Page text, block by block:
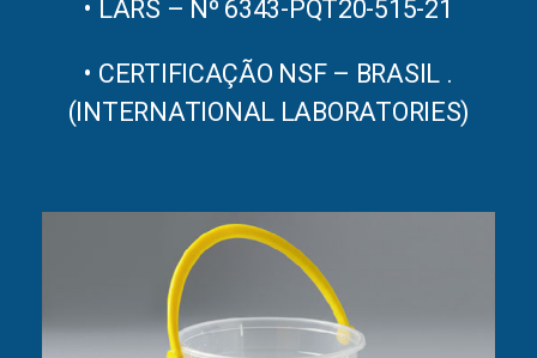
• LARS – Nº 6343-PQT20-515-21
• CERTIFICAÇÃO NSF – BRASIL .
(INTERNATIONAL LABORATORIES)